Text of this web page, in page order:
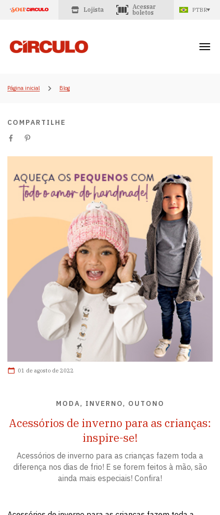
Lojista
Acessar
boletos
PTBR
Página inicial Blog
COMPARTILHE
01 de agosto de 2022
MODA, INVERNO, OUTONO
Acessórios de inverno para as crianças:
inspire-se!
Acessórios de inverno para as crianças fazem toda a
diferença nos dias de frio! E se forem feitos à mão, são
ainda mais especiais! Confira!